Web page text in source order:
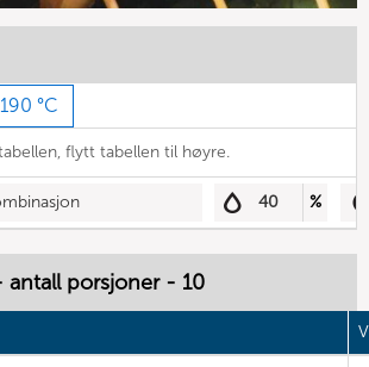
190 °C
flytt tabellen til høyre.
40 %
antall porsjoner - 10